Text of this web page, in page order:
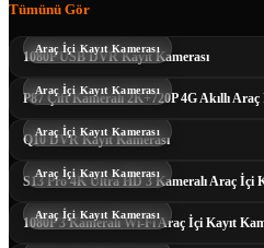
Tümünü Gör
1080P USB DVR Kayıt Kamerası
Araç İçi Kayıt Kamerası
P87 Çift Kameralı 2K+720P 4G Akıllı
Araç İçi Kayıt Kamerası
Q10 DVR Kayıt Kamerası
Araç İçi Kayıt Kamerası
S13 Pro 4K Ultra HD 3 Kameralı Araç İçi
Araç İçi Kayıt Kamerası
1080P 3 Kameralı Wi-Fi Araç İçi Kayıt
Araç İçi Kayıt Kamerası